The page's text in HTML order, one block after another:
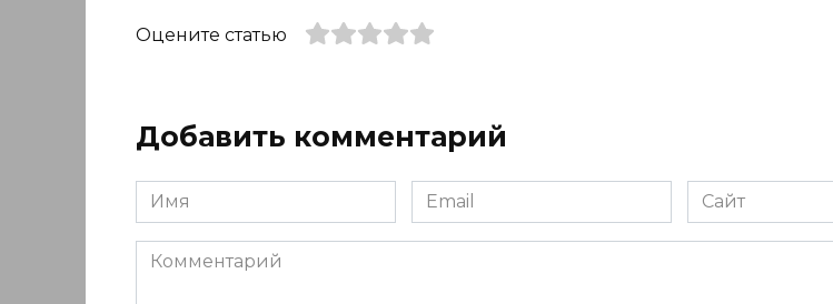
Оцените статью
Добавить комментарий
Имя
*
Email
*
Сайт
Комментарий